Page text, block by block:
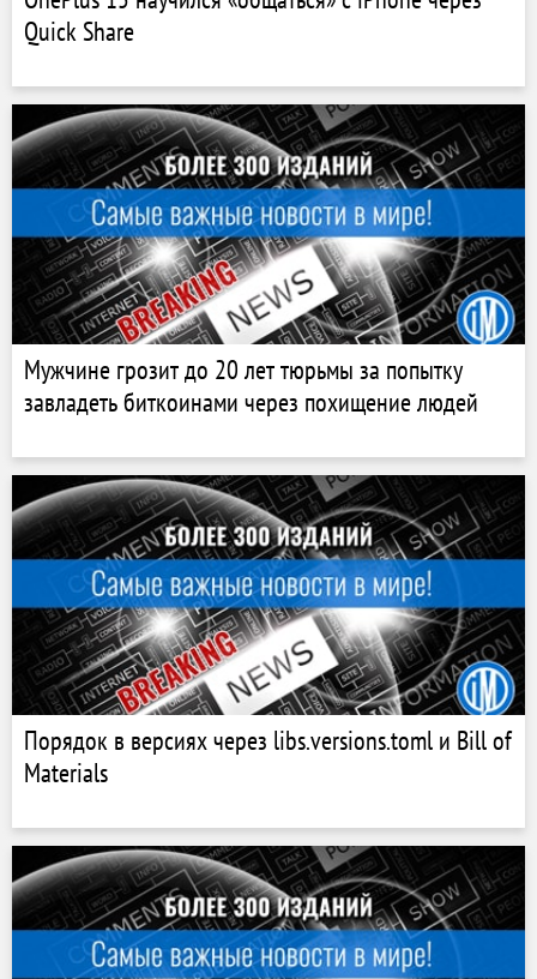
Quick Share
Мужчине грозит до 20 лет тюрьмы за попытку
завладеть биткоинами через похищение людей
Порядок в версиях через libs.versions.toml и Bill of
Materials